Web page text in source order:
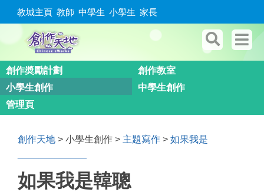
教城主頁 教師 中學生 小學生 家長
創作奬勵計劃
創作教室
小學生創作
中學生創作
管理頁
創作天地 > 小學生創作 > 主題寫作 > 如果我是
如果我是韓聰